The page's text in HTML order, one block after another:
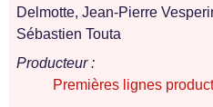
Delmotte, Jean-Pierre
Sébastien Touta
Producteur :
Premières lignes